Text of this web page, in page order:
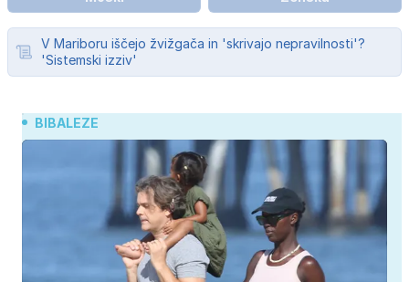
V Mariboru iščejo žvižgača in 'skrivajo nepravilnosti'?
'Sistemski izziv'
BIBALEZE